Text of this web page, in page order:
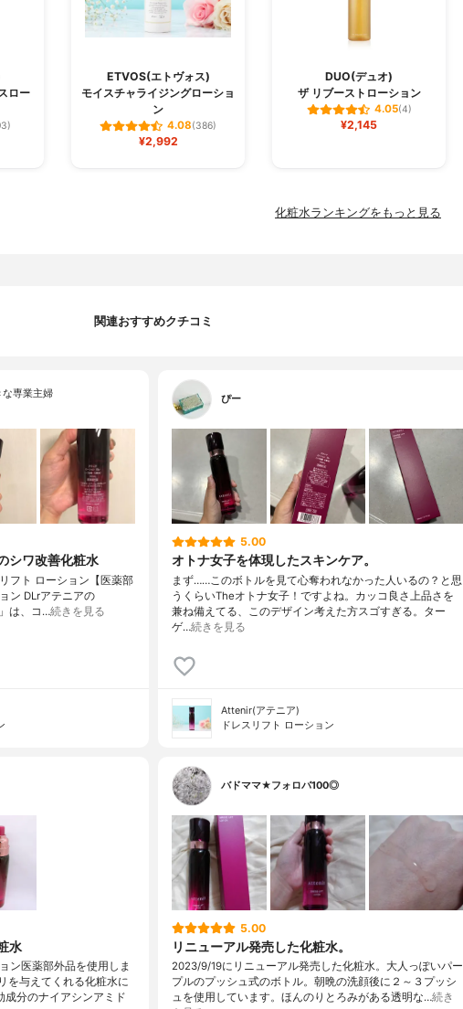
ロー
ETVOS(エトヴォス)
モイスチャライジングローショ
ン
4.08(386)
¥2,992
DUO(デュオ)
ザ リブーストローション
4.05(4)
¥2,145
化粧水ランキングをもっと見る
関連おすすめクチコミ
な専業主婦
シワ改善化粧水
フト ローション【医薬部
ン DLrアテニアの
」は、コ…続きを見る
ぴー
5.00
オトナ女子を体現したスキンケア。
まず……このボトルを見て心奪われなかった人いるの？と思
うくらいTheオトナ女子！ですよね。カッコ良さ上品さを
兼ね備えてる、このデザイン考えた方スゴすぎる。ター
ゲ…続きを見る
Attenir(アテニア)
ドレスリフト ローション
水
ン医薬部外品を使用しま
を与えてくれる化粧水に
成分のナイアシンアミド
バドママ★フォロバ100◎
5.00
リニューアル発売した化粧水。
2023/9/19にリニューアル発売した化粧水。大人っぽいパー
プルのプッシュ式のボトル。朝晩の洗顔後に２～３プッシ
ュを使用しています。ほんのりとろみがある透明な…続き